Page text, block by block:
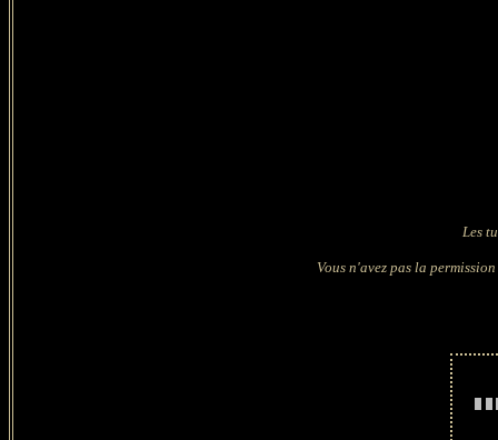
Les
Vous n'avez pas la